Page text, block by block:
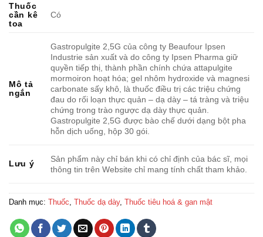
Thuốc
cần kê
toa
Có
Mô tả
ngắn
Gastropulgite 2,5G của công ty Beaufour Ipsen
Industrie sản xuất và do công ty Ipsen Pharma giữ
quyền tiếp thị, thành phần chính chứa attapulgite
mormoiron hoạt hóa; gel nhôm hydroxide và magnesi
carbonate sấy khô, là thuốc điều trị các triệu chứng
đau do rối loạn thực quản – dạ dày – tá tràng và triệu
chứng trong trào ngược dạ dày thực quản.
Gastropulgite 2,5G được bào chế dưới dạng bột pha
hỗn dịch uống, hộp 30 gói.
Lưu ý
Sản phẩm này chỉ bán khi có chỉ định của bác sĩ, mọi
thông tin trên Website chỉ mang tính chất tham khảo.
Danh mục: Thuốc Thuốc dạ dày, Thuốc tiêu hoá & gan mật